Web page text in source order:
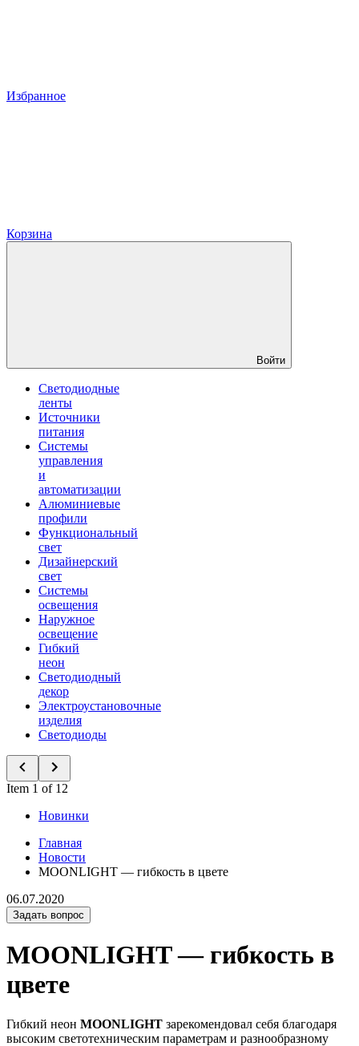
Избранное
Корзина
Войти
Светодиодные
ленты
Источники
питания
Системы
управления
и
автоматизации
Алюминиевые
профили
Функциональный
свет
Дизайнерский
свет
Системы
освещения
Наружное
освещение
Гибкий
неон
Светодиодный
декор
Электроустановочные
изделия
Светодиоды
Item 1 of 12
Новинки
Главная
Новости
MOONLIGHT — гибкость в цвете
06.07.2020
Задать вопрос
MOONLIGHT — гибкость в
цвете
Гибкий неон MOONLIGHT зарекомендовал себя благодаря
высоким светотехническим параметрам и разнообразному